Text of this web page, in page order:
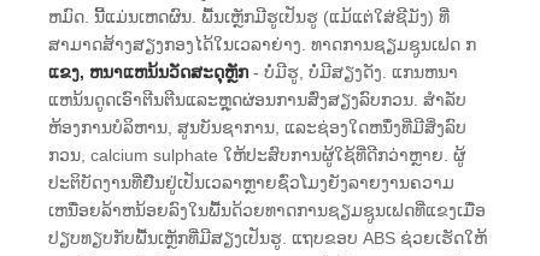
ຫມົດ. ນີ້ແມ່ນເຫດຜົນ. ພື້ນເຫຼັກມີຮູເປັນຮູ (ແມ້ແຕ່ໃສ່ຊີມັງ) ທີ່
ສາມາດສ້າງສຽງກອງໄດ້ໃນເວລາຍ່າງ. ທາດການຊຽມຊູນເຟດ ກ
ແຂງ, ຫນາແຫນ້ນວັດສະດຸຫຼັກ - ບໍ່ມີຮູ, ບໍ່ມີສຽງດັງ. ແກນຫນາ
ແຫນ້ນດູດເອົາຕີນຕີນແລະຫຼຸດຜ່ອນການສົ່ງສຽງລົບກວນ. ສໍາ​ລັບ​
ຫ້ອງ​ການ​ບໍ​ລິ​ຫານ​, ສູນ​ບັນ​ຊາ​ການ​, ແລະ​ຊ່ອງ​ໃດ​ຫນຶ່ງ​ທີ່​ມີ​ສິ່ງ​ລົບ​
ກວນ​, calcium sulphate ໃຫ້​ປະ​ສົບ​ການ​ຜູ້​ໃຊ້​ທີ່​ດີກ​ວ່າ​ຫຼາຍ​. ຜູ້
ປະຕິບັດງານທີ່ຢືນຢູ່ເປັນເວລາຫຼາຍຊົ່ວໂມງຍັງລາຍງານຄວາມ
ເຫນື່ອຍລ້າຫນ້ອຍລົງໃນພື້ນດ້ວຍທາດການຊຽມຊູນເຟດທີ່ແຂງເມື່ອ
ປຽບທຽບກັບພື້ນເຫຼັກທີ່ມີສຽງເປັນຮູ. ແຖບຂອບ ABS ຊ່ວຍເຮັດໃຫ້